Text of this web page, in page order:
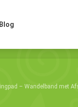
Blog
– Wandelband met